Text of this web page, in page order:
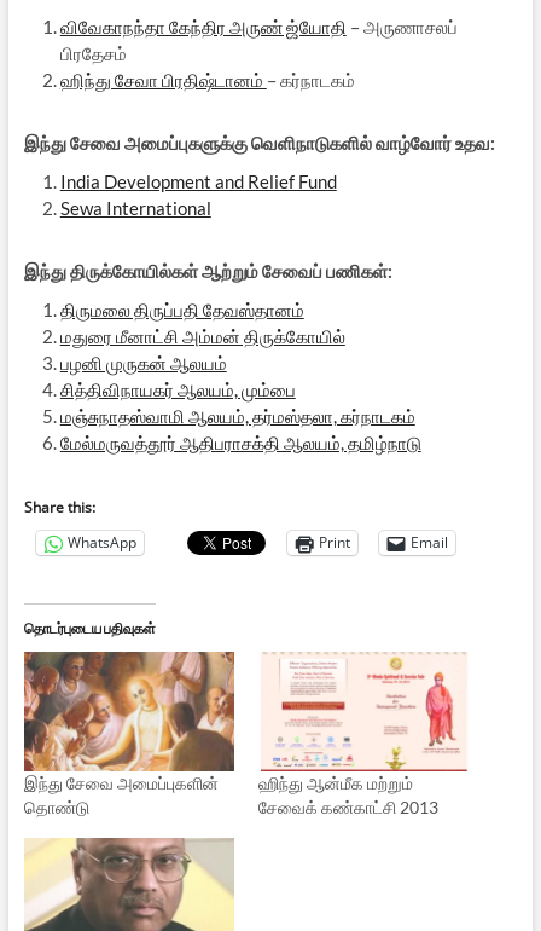
விவேகாநந்தா கேந்திர அருண் ஜ்யோதி – அருணாசலப்
பிரதேசம்
ஹிந்து சேவா பிரதிஷ்டானம் – கர்நாடகம்
இந்து சேவை அமைப்புகளுக்கு வெளிநாடுகளில் வாழ்வோர் உதவ:
India Development and Relief Fund
Sewa International
இந்து திருக்கோயில்கள் ஆற்றும் சேவைப் பணிகள்:
திருமலை திருப்பதி தேவஸ்தானம்
மதுரை மீனாட்சி அம்மன் திருக்கோயில்
பழனி முருகன் ஆலயம்
சித்திவிநாயகர் ஆலயம், மும்பை
மஞ்சுநாதஸ்வாமி ஆலயம், தர்மஸ்தலா, கர்நாடகம்
மேல்மருவத்தூர் ஆதிபராசக்தி ஆலயம், தமிழ்நாடு
Share this:
WhatsApp
Print Email
தொடர்புடைய பதிவுகள்
இந்து சேவை அமைப்புகளின்
தொண்டு
ஹிந்து ஆன்மீக மற்றும்
சேவைக் கண்காட்சி 2013